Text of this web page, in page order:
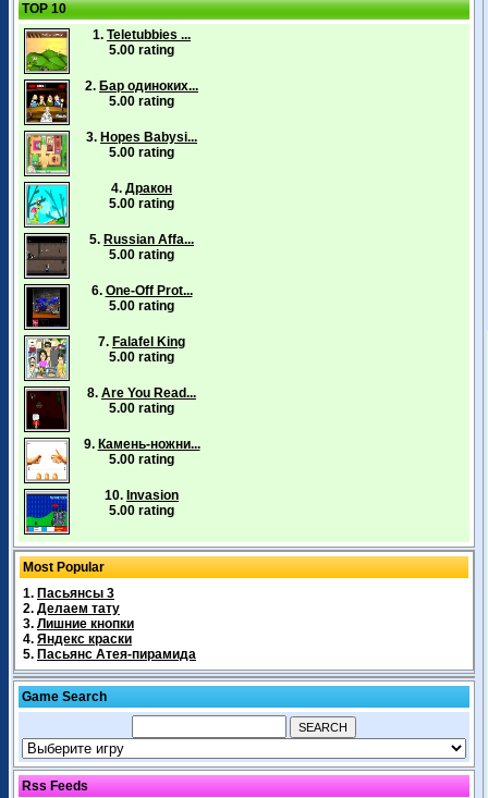
TOP 10
1. Teletubbies ...
5.00 rating
2. Бар одиноких...
5.00 rating
3. Hopes Babysi...
5.00 rating
4. Дракон
5.00 rating
5. Russian Affa...
5.00 rating
6. One-Off Prot...
5.00 rating
7. Falafel King
5.00 rating
8. Are You Read...
5.00 rating
9. Камень-ножни...
5.00 rating
10. Invasion
5.00 rating
Most Popular
1. Пасьянсы 3
2. Делаем тату
3. Лишние кнопки
4. Яндекс краски
5. Пасьянс Атея-пирамида
Game Search
Rss Feeds